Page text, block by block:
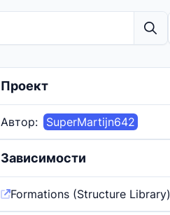
Проект
Автор: SuperMartijn642
Зависимости
Formations (Structure Library)